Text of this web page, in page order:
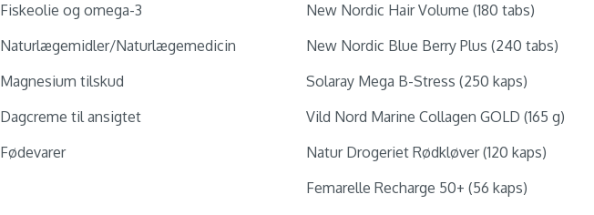
Fiskeolie og omega-3
Naturlægemidler/Naturlægemedicin
Magnesium tilskud
Dagcreme til ansigtet
Fødevarer
New Nordic Hair Volume (180 tabs)
New Nordic Blue Berry Plus (240 tabs)
Solaray Mega B-Stress (250 kaps)
Vild Nord Marine Collagen GOLD (165 g)
Natur Drogeriet Rødkløver (120 kaps)
Femarelle Recharge 50+ (56 kaps)